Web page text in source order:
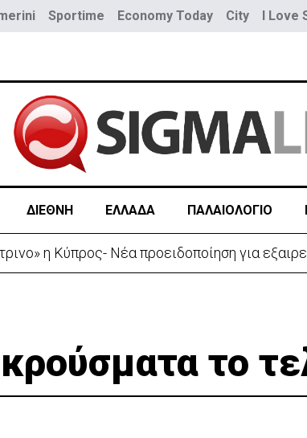
Sportime Economy Today City I Love
ΔΙΕΘΝΗ ΕΛΛΑΔΑ ΠΑΛΑΙΟΛΟΓΙΟ
από αύριο η οδική πρόσβαση στις Αφίξεις
το